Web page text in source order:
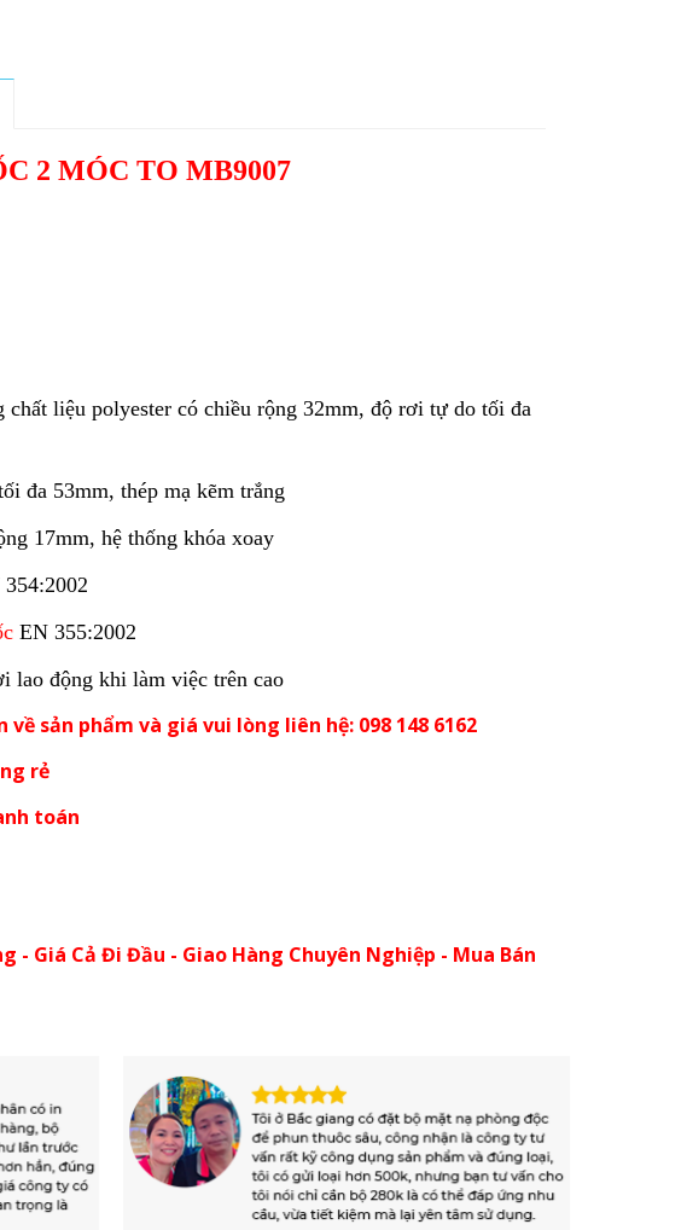
2 MÓC TO MB9007
chất liệu polyester có chiều rộng 32mm, độ rơi tự do tối đa
đa 53mm, thép mạ kẽm trắng
17mm, hệ thống khóa xoay
EN 355:2002
lao động khi làm việc trên cao
sản phẩm và giá vui lòng liên hệ: 098 148 6162
rẻ
toán
- Giá Cả Đi Đầu - Giao Hàng Chuyên Nghiệp - Mua Bán